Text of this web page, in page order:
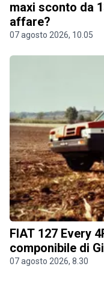
maxi sconto da
affare?
07 agosto 2026, 10.05
FIAT 127 Every
componibile di
07 agosto 2026, 8.30